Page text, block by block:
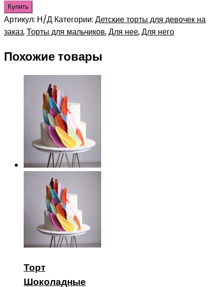
Купить
Артикул: Н/Д Категории: Детские торты для девочек на
заказ,Торты для мальчиков,Для нее,Для него
Похожие товары
Торт
Шоколадные